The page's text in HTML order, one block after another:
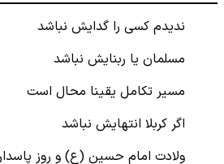
ندیدم کسی را گدایش نباشد
مسلمان یا ربنایش نباشد
مسیر تکامل یقینا محال است
اگر کربلا انتهایش نباشد
ولادت امام حسین (ع) و روز